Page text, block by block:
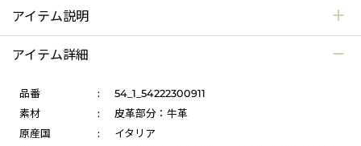
アイテム説明
アイテム詳細
品番 :
54_1_54222300911
素材
:
皮革部分：牛革
原産国
:
イタリア